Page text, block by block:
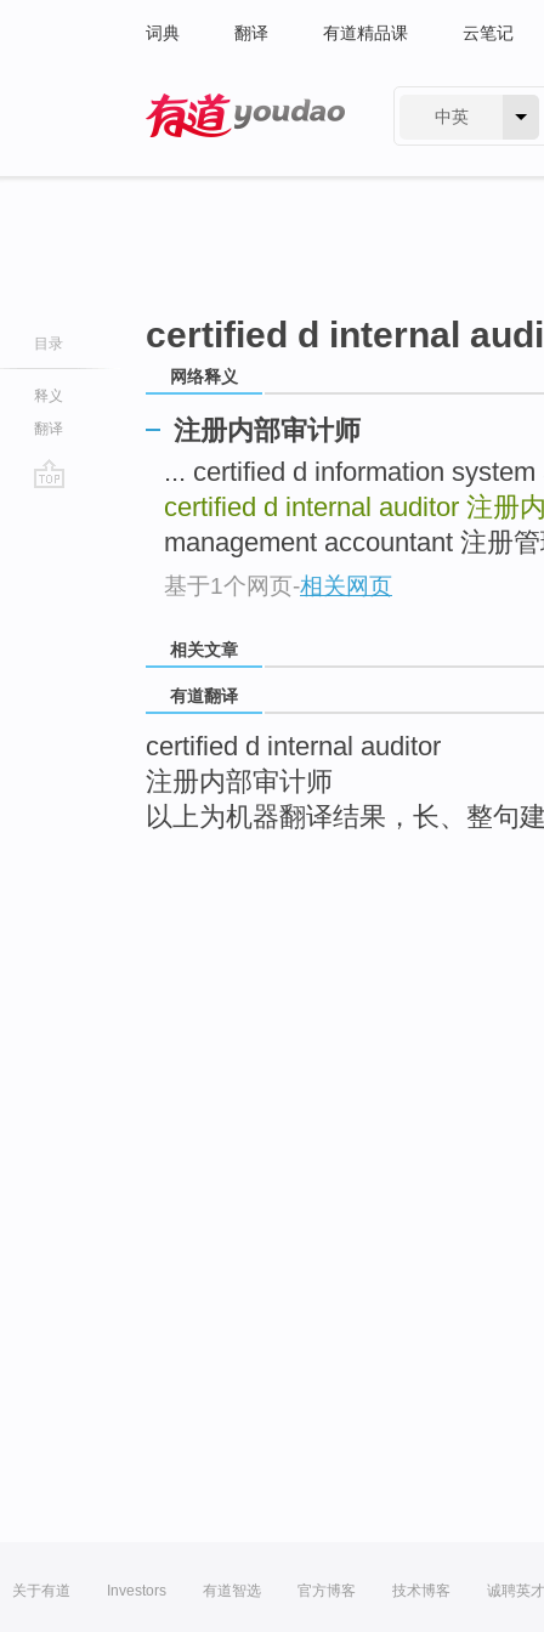
词典 翻译 有道精品课 云笔记
中英
目录
释义
翻译
certified d internal
网络释义
注册内部审计师
... certified d information
certified d internal auditor 注册
management accountant 注册
基于1个网页-相关网页
相关文章
有道翻译
certified d internal auditor
注册内部审计师
以上为机器翻译结果，长、整句
关于有道 Investors 有道智选 官方博客 技术博客 诚聘英才